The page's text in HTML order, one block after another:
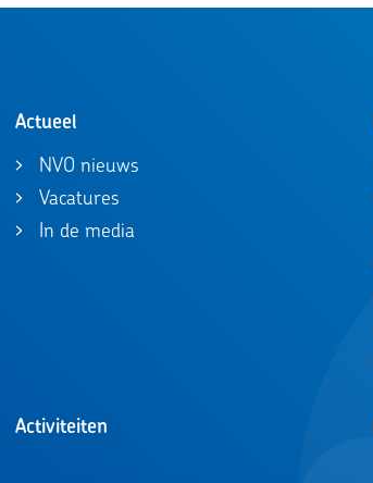
Actueel
NVO nieuws
Vacatures
In de media
Activiteiten